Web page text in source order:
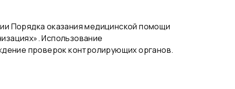
Порядка оказания медицинской помощи
Использование
проверок контролирующих органов.